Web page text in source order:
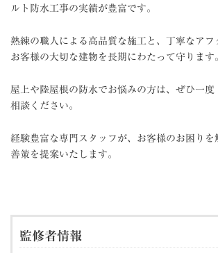
ルト防水工事の実績が豊富です。
熟練の職人による高品質な施工と、丁寧なアフ
お客様の大切な建物を長期にわたって守ります
屋上や陸屋根の防水でお悩みの方は、ぜひ一度
相談ください。
経験豊富な専門スタッフが、お客様のお困りを
善策を提案いたします。
監修者情報